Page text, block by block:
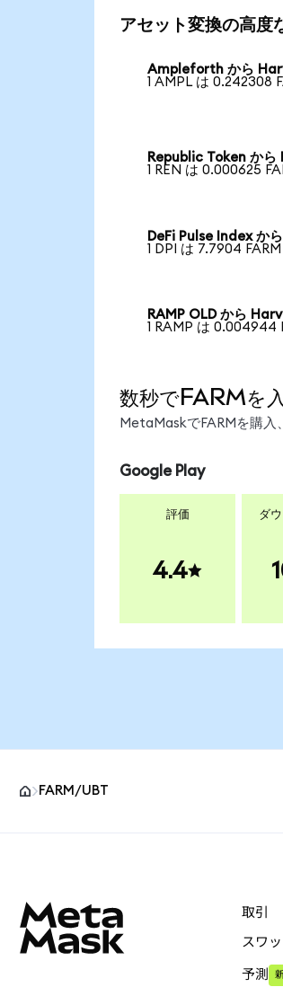
アセット変換の高度
Ampleforth から
1 AMPL は 0.242308
Republic Token か
1 REN は 0.000625
DeFi Pulse Index か
1 DPI は 7.7904
RAMP OLD から
1 RAMP は 0.004944
数秒でFARMを
MetaMaskでFARMを購入
Google Play
評価
4.4
ダ
FARM/UBT
取引
スワ
予測